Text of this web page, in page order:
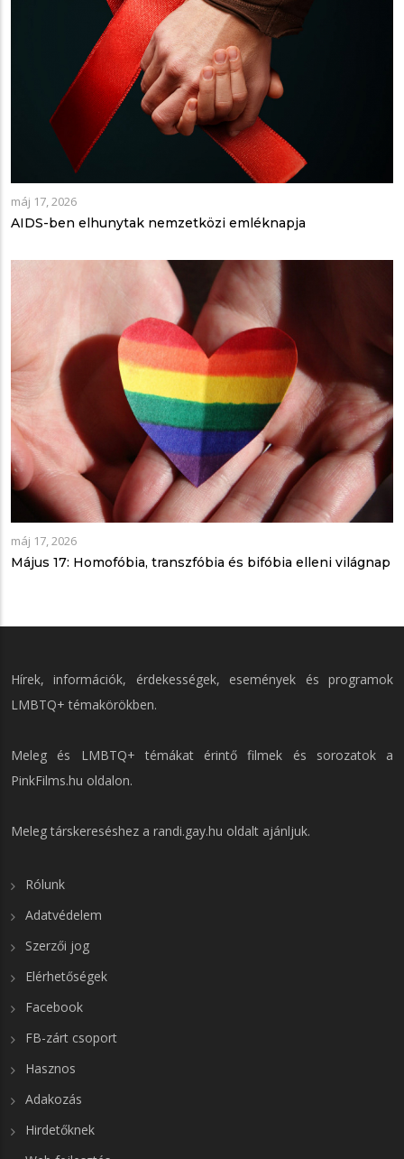
máj 17, 2026
AIDS-ben elhunytak nemzetközi emléknapja
máj 17, 2026
Május 17: Homofóbia, transzfóbia és bifóbia elleni világnap
Hírek, információk, érdekességek, események és programok
LMBTQ+ témakörökben.
Meleg és LMBTQ+ témákat érintő filmek és sorozatok a
PinkFilms.hu oldalon.
Meleg társkereséshez a randi.gay.hu oldalt ajánljuk.
Rólunk
Adatvédelem
Szerzői jog
Elérhetőségek
Facebook
FB-zárt csoport
Hasznos
Adakozás
Hirdetőknek